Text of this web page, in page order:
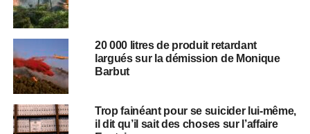
20 000 litres de produit retardant
largués sur la démission de Monique
Barbut
Trop fainéant pour se suicider lui-même,
il dit qu’il sait des choses sur l’affaire